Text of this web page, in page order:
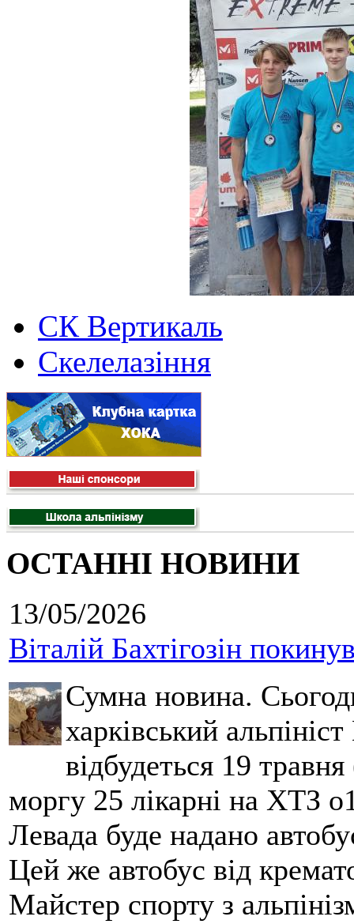
СК Вертикаль
Скелелазіння
ОСТАННІ НОВИНИ
13/05/2026
Віталій Бахтігозін
Сумна новина.
харківський
відбудеться 19
моргу 25 лікарні на ХТЗ
Левада буде надано
Цей же автобус від
Майстер спорту з